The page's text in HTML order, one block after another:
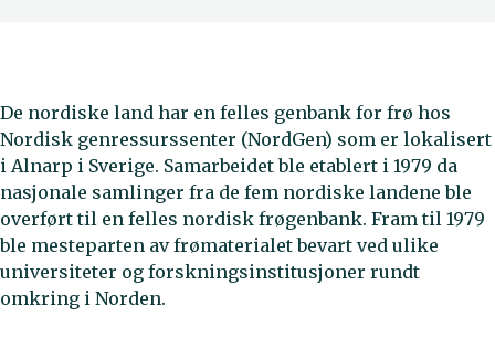
De nordiske land har en felles genbank for frø hos
Nordisk genressurssenter (NordGen) som er lokalisert
i Alnarp i Sverige. Samarbeidet ble etablert i 1979 da
nasjonale samlinger fra de fem nordiske landene ble
overført til en felles nordisk frøgenbank. Fram til 1979
ble mesteparten av frømaterialet bevart ved ulike
universiteter og forskningsinstitusjoner rundt
omkring i Norden.